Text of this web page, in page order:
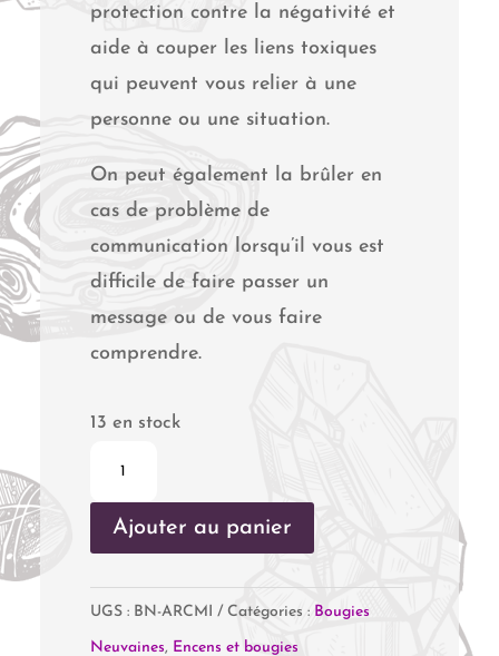
protection contre la négativité et
aide à couper les liens toxiques
qui peuvent vous relier à une
personne ou une situation.
On peut également la brûler en
cas de problème de
communication lorsqu’il vous est
difficile de faire passer un
message ou de vous faire
comprendre.
13 en stock
Archange
Ajouter au panier
UGS : BN-ARCMI Catégories : Bougies
Neuvaines, Encens et bougies